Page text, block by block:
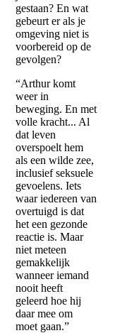
gestaan? En wat
gebeurt er als je
omgeving niet is
voorbereid op de
gevolgen?
“Arthur komt
weer in
beweging. En met
volle kracht... Al
dat leven
overspoelt hem
als een wilde zee,
inclusief seksuele
gevoelens. Iets
waar iedereen van
overtuigd is dat
het een gezonde
reactie is. Maar
niet meteen
gemakkelijk
wanneer iemand
nooit heeft
geleerd hoe hij
daar mee om
moet gaan.”